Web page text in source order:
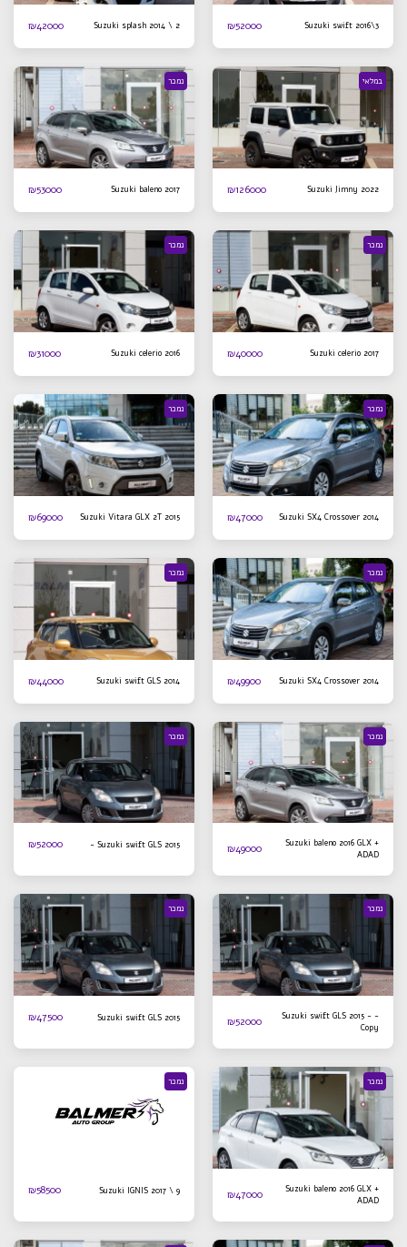
Suzuki swift 2016\3
₪52000
Suzuki splash 2014 \ 2
₪42000
במלאי
Suzuki Jimny 2022
₪126000
נמכר
Suzuki baleno 2017
₪53000
נמכר
Suzuki celerio 2017
₪40000
נמכר
Suzuki celerio 2016
₪31000
נמכר
Suzuki SX4 Crossover 2014
₪47000
נמכר
Suzuki Vitara GLX 2T 2015
₪69000
נמכר
Suzuki SX4 Crossover 2014
₪49900
נמכר
Suzuki swift GLS 2014
₪44000
נמכר
Suzuki baleno 2016 GLX +
ADAD
₪49000
נמכר
Suzuki swift GLS 2015 -
₪52000
נמכר
Suzuki swift GLS 2015 - -
Copy
₪52000
נמכר
Suzuki swift GLS 2015
₪47500
נמכר
Suzuki baleno 2016 GLX +
ADAD
₪47000
נמכר
Suzuki IGNIS 2017 \ 9
₪58500